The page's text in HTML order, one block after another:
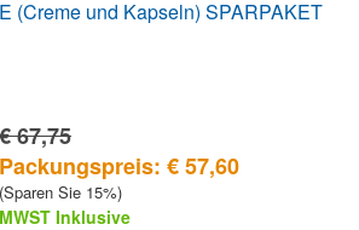
(Creme und Kapseln) SPARPAKET
€ 67,75
Packungspreis: € 57,60
(Sparen Sie 15%)
MWST Inklusive